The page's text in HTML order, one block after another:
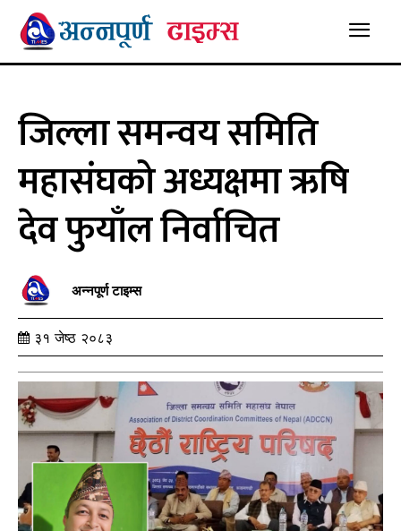
जिल्ला समन्वय समिति
महासंघको अध्यक्षमा ऋषि
देव फुयाँल निर्वाचित
अन्नपूर्ण टाइम्स
३१ जेष्ठ २०८३